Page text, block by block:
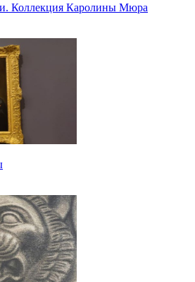
Коллекция Каролины Мюра